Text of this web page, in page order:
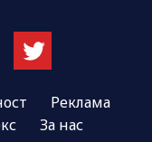
Реклама
За нас